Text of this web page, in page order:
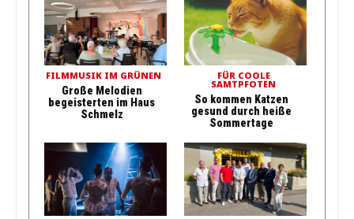
FILMMUSIK IM GRÜNEN
Große Melodien
begeisterten im Haus
Schmelz
FÜR COOLE
SAMTPFOTEN
So kommen Katzen
gesund durch heiße
Sommertage